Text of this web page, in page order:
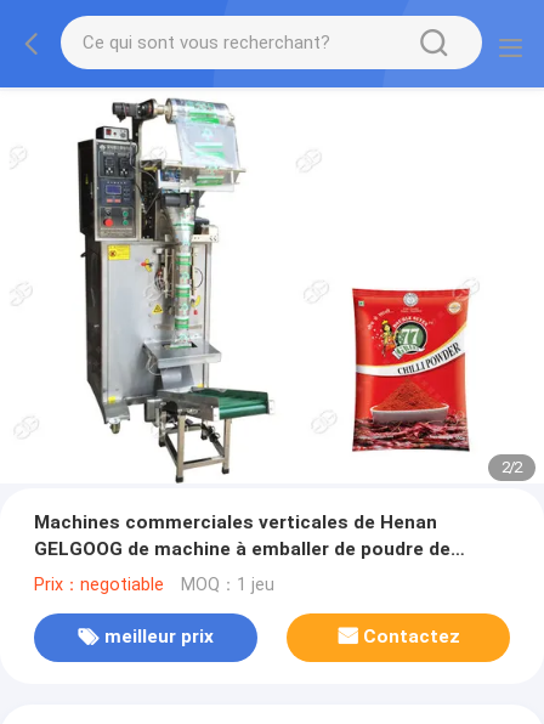
2/2
Machines commerciales verticales de Henan
GELGOOG de machine à emballer de poudre de
piment de Masala
Prix：negotiable MOQ：1 jeu
meilleur prix Contactez